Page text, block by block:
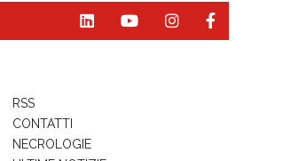
RSS
CONTATTI
NECROLOGIE